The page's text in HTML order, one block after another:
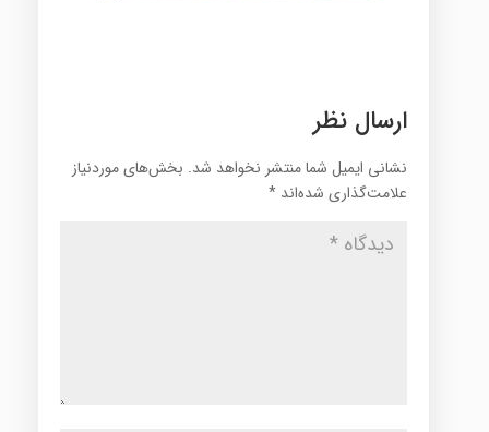
ارسال نظر
نشانی ایمیل شما منتشر نخواهد شد. بخش‌های موردنیاز
علامت‌گذاری شده‌اند *